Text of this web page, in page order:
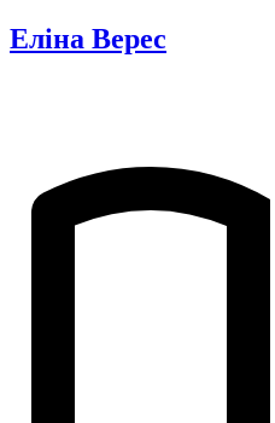
Еліна Верес